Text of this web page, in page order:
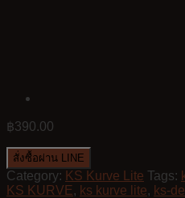
฿390.00
สั่งซื้อผ่าน LINE
Category: KS Kurve Lite Tags:
KS KURVE, ks kurve lite, ks-